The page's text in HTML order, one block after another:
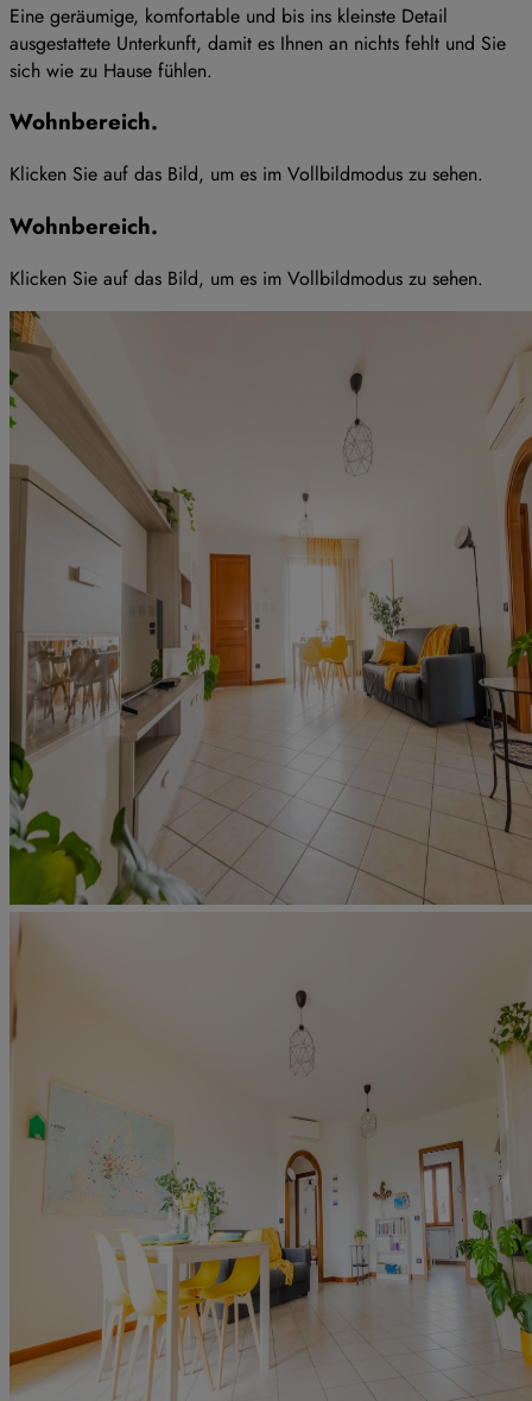
Eine geräumige, komfortable und bis ins kleinste Detail
ausgestattete Unterkunft, damit es Ihnen an nichts fehlt und Sie
sich wie zu Hause fühlen.
Wohnbereich.
Klicken Sie auf das Bild, um es im Vollbildmodus zu sehen.
Wohnbereich.
Klicken Sie auf das Bild, um es im Vollbildmodus zu sehen.